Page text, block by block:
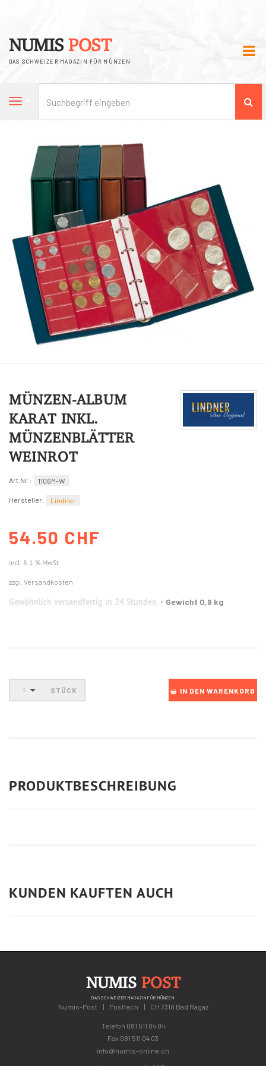
NUMIS POST
DAS SCHWEIZER MAGAZIN FÜR MÜNZEN
Navigation
MÜNZEN-ALBUM
KARAT INKL.
MÜNZENBLÄTTER
WEINROT
Art.Nr.: 1106M-W
Hersteller: Lindner
54.50 CHF
incl. 8.1 % MwSt
zzgl. Versandkosten
Gewöhnlich versandfertig in 24 Stunden Gewicht 0,9 kg
1 STÜCK IN DEN WARENKORB
PRODUKTBESCHREIBUNG
KUNDEN KAUFTEN AUCH
NUMIS POST
DAS SCHWEIZER MAGAZIN FÜR MÜNZEN
Numis-Post Postfach CH 7310 Bad Ragaz
Telefon 081 511 04 04
Fax 081 511 04 03
info@numis-online.ch